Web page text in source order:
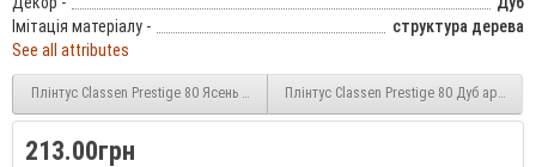
Імітація матеріалу -
структура дерева
See all attributes
Плінтус Classen Prestige 80 Ясень білий (222402) 80 ммПлінтус Classen Prestige 80 Дуб
213.00грн